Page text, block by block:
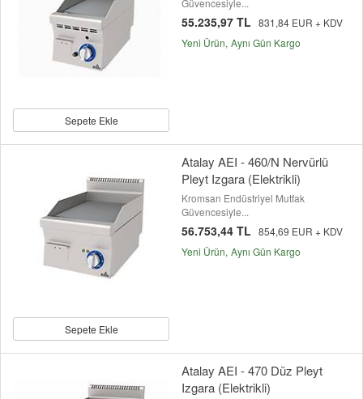
Sepete Ekle
Güvencesiyle...
55.235,97 TL 831,84 EUR + KDV
Yeni Ürün Aynı Gün Kargo
Sepete Ekle
Atalay AEI - 460/N Nervürlü
Pleyt Izgara (Elektrikli)
Kromsan Endüstriyel Mutfak
Güvencesiyle...
56.753,44 TL 854,69 EUR + KDV
Yeni Ürün Aynı Gün Kargo
Atalay AEI - 470 Düz Pleyt
Izgara (Elektrikli)